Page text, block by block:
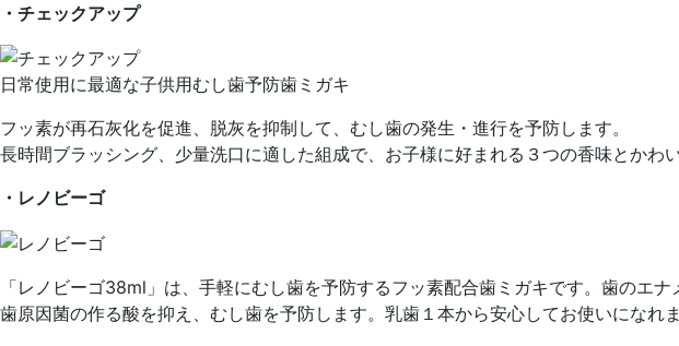
・チェックアップ
日常使用に最適な子供用むし歯予防歯ミガキ
フッ素が再石灰化を促進、脱灰を抑制して、むし歯の発生・進行を予防します。
長時間ブラッシング、少量洗口に適した組成で、お子様に好まれる３つの香味とかわ
・レノビーゴ
「レノビーゴ38ml」は、手軽にむし歯を予防するフッ素配合歯ミガキです。歯のエ
歯原因菌の作る酸を抑え、むし歯を予防します。乳歯１本から安心してお使いになれ